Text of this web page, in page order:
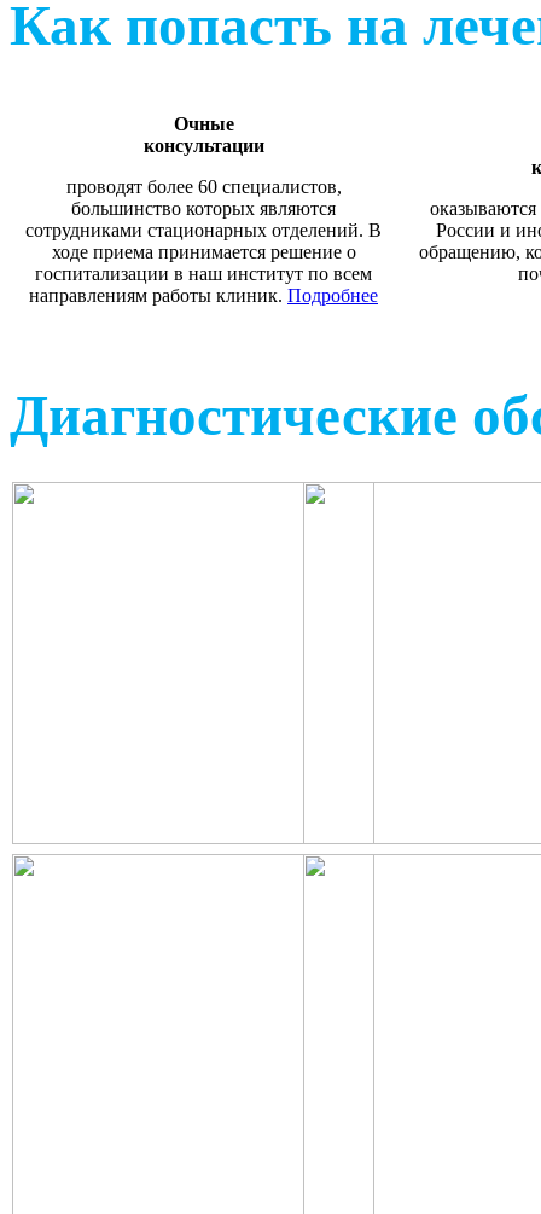
Как попасть на
Очные
консультации
проводят более 60 специалистов,
большинство которых являются
сотрудниками стационарных отделений. В
ходе приема принимается решение о
госпитализации в наш институт по всем
направлениям работы клиник. Подробнее
России и
обращению,
Диагностические